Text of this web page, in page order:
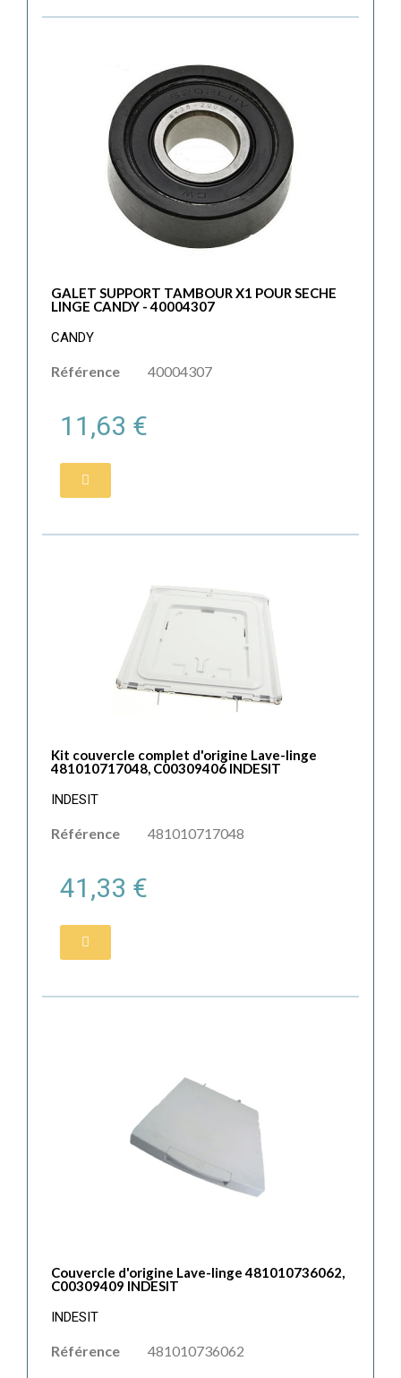
GALET SUPPORT TAMBOUR X1 POUR SECHE
LINGE CANDY - 40004307
CANDY
Référence 40004307
11,63 €
Kit couvercle complet d'origine Lave-linge
481010717048, C00309406 INDESIT
INDESIT
Référence 481010717048
41,33 €
Couvercle d'origine Lave-linge 481010736062,
C00309409 INDESIT
INDESIT
Référence 481010736062